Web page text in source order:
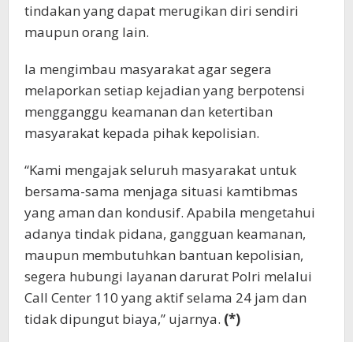
tindakan yang dapat merugikan diri sendiri
maupun orang lain.
Ia mengimbau masyarakat agar segera
melaporkan setiap kejadian yang berpotensi
mengganggu keamanan dan ketertiban
masyarakat kepada pihak kepolisian.
“Kami mengajak seluruh masyarakat untuk
bersama-sama menjaga situasi kamtibmas
yang aman dan kondusif. Apabila mengetahui
adanya tindak pidana, gangguan keamanan,
maupun membutuhkan bantuan kepolisian,
segera hubungi layanan darurat Polri melalui
Call Center 110 yang aktif selama 24 jam dan
tidak dipungut biaya,” ujarnya. (*)